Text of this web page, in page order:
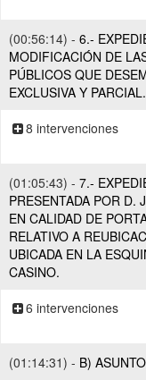
(00:56:14) - 6.-
MODIFICACIÓN DE
PÚBLICOS QUE
EXCLUSIVA Y PARCIAL.
8 intervenciones
(01:05:43) - 7.-
PRESENTADA POR D.
EN CALIDAD DE
RELATIVO A
UBICADA EN LA
CASINO.
6 intervenciones
(01:14:31) - B)